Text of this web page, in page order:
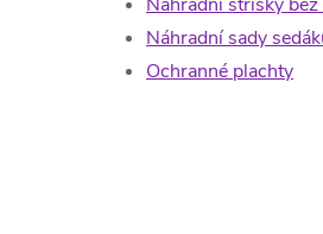
Náhradní sady
Ochranné plachty